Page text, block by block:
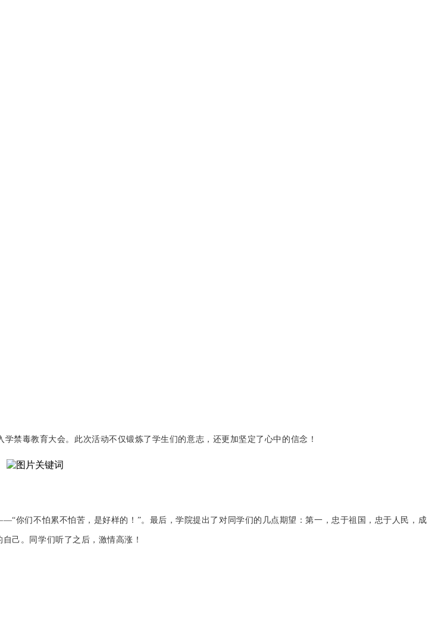
禁毒教育大会。此次活动不仅锻炼了学生们的意志，还更加坚定了心中的信念！
你们不怕累不怕苦，是好样的！”。最后，学院提出了对同学们的几点期望：第一，忠于祖国，忠于人民，成
己。同学们听了之后，激情高涨！